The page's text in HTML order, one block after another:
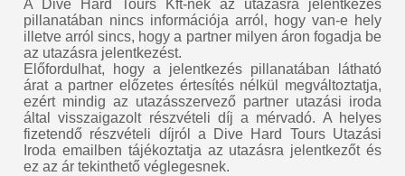
A Dive Hard Tours Kft-nek az utazásra jelentkezés
pillanatában nincs információja arról, hogy van-e hely
illetve arról sincs, hogy a partner milyen áron fogadja be
az utazásra jelentkezést.
Előfordulhat, hogy a jelentkezés pillanatában látható
árat a partner előzetes értesítés nélkül megváltoztatja,
ezért mindig az utazásszervező partner utazási iroda
által visszaigazolt részvételi díj a mérvadó. A helyes
fizetendő részvételi díjról a Dive Hard Tours Utazási
Iroda emailben tájékoztatja az utazásra jelentkezőt és
ez az ár tekinthető véglegesnek.